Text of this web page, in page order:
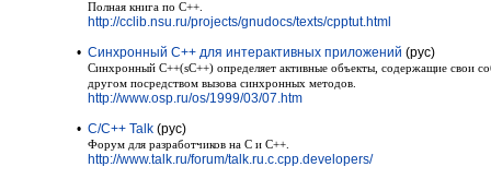
Полная книга по С++.
http://cclib.nsu.ru/projects/gnudocs/texts/cpptut.html
• Синхронный С++ для интерактивных приложений (рус)
Синхронный С++(sC++) определяет активные объекты, содержащие свои
другом посредством вызова синхронных методов.
http://www.osp.ru/os/1999/03/07.htm
• С/C++ Talk (рус)
Форум для разработчиков на C и C++.
http://www.talk.ru/forum/talk.ru.c.cpp.developers/